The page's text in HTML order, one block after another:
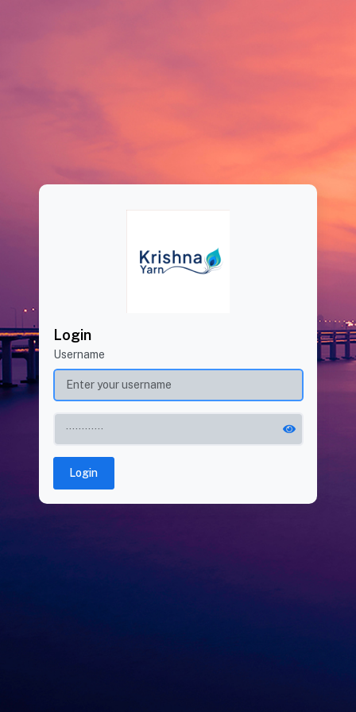
Login
Username
Login